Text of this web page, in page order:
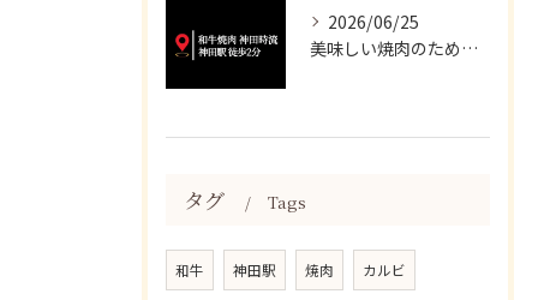
2026/06/25
美味しい焼肉のために、妥協は一切いたしません✨
タグ Tags
和牛 神田駅 焼肉 カルビ